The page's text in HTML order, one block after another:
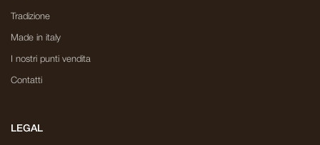
Tradizione
Made in italy
I nostri punti vendita
Contatti
LEGAL